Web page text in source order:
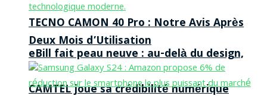
eBill fait peau neuve : au-delà du design,
CAMTEL joue sa crédibilité numérique
TECNO CAMON 40 Pro : Notre Avis Après
Deux Mois d’Utilisation